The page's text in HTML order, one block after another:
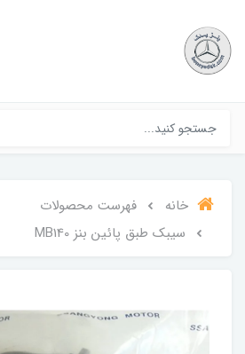
خانه
فهرست محصولات
سیبک طبق پائین بنز MB140